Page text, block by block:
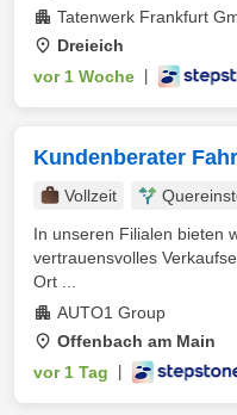
Tatenwerk Frankfurt
Dreieich
vor 1 Woche
Kundenberater
Vollzeit
In unseren Filialen bieten
vertrauensvolles
Ort ...
AUTO1 Group
Offenbach am Main
vor 1 Tag